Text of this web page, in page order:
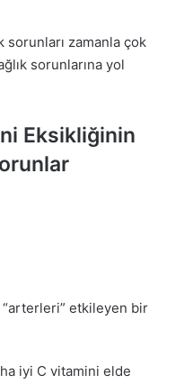
zamanla çok
sorunlarına yol
Eksikliğinin
etkileyen bir
iyi C vitamini elde